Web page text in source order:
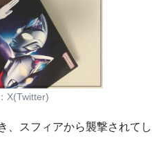
X(Twitter)
、スフィアから襲撃されてし